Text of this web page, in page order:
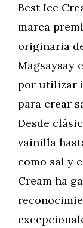
Best Ice
marca
originaria
Magsaysay
por utilizar
para crear
Desde
vainilla
como sal y
Cream ha